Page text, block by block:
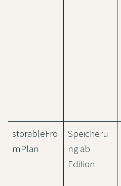
storableFro
mPlan
Speicheru
ng ab
Edition